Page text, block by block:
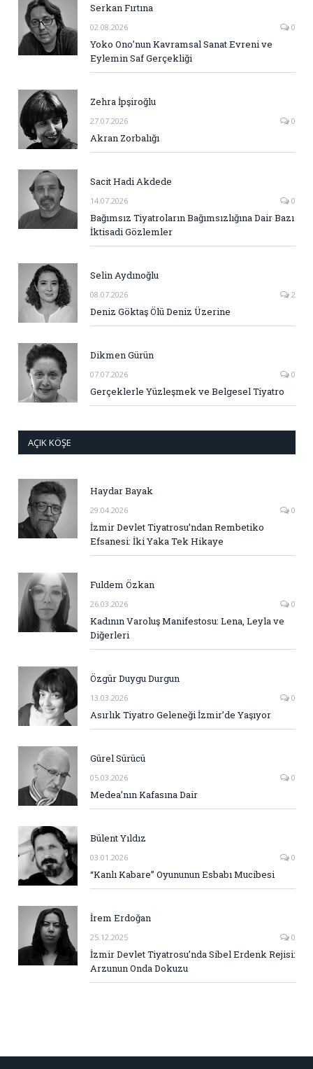
Serkan Fırtına
02.08.2026 0
Yoko Ono’nun Kavramsal Sanat Evreni ve
Eylemin Saf Gerçekliği
Zehra İpşiroğlu
27.07.2026 0
Akran Zorbalığı
Sacit Hadi Akdede
14.07.2026 0
Bağımsız Tiyatroların Bağımsızlığına Dair Bazı
İktisadi Gözlemler
Selin Aydınoğlu
08.07.2026 2
Deniz Göktaş Ölü Deniz Üzerine
Dikmen Gürün
07.07.2026 0
Gerçeklerle Yüzleşmek ve Belgesel Tiyatro
AÇIK KÖŞE
Haydar Bayak
29.04.2026 0
İzmir Devlet Tiyatrosu’ndan Rembetiko
Efsanesi: İki Yaka Tek Hikaye
Fuldem Özkan
26.03.2026 0
Kadının Varoluş Manifestosu: Lena, Leyla ve
Diğerleri
Özgür Duygu Durgun
13.03.2026 0
Asırlık Tiyatro Geleneği İzmir’de Yaşıyor
Gürel Sürücü
05.03.2026 0
Medea’nın Kafasına Dair
Bülent Yıldız
03.01.2026 0
“Kanlı Kabare” Oyununun Esbabı Mucibesi
İrem Erdoğan
25.12.2025 0
İzmir Devlet Tiyatrosu’nda Sibel Erdenk Rejisi:
Arzunun Onda Dokuzu